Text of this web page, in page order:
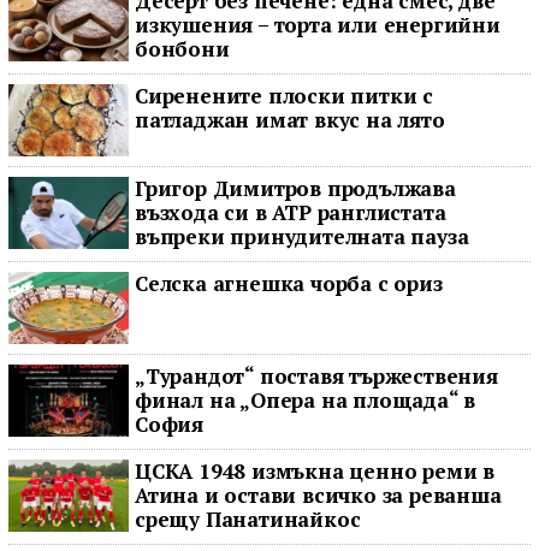
изкушения – торта или енергийни
бонбони
Сиренените плоски питки с
патладжан имат вкус на лято
Григор Димитров продължава
възхода си в ATP ранглистата
въпреки принудителната пауза
Селска агнешка чорба с ориз
„Турандот“ поставя тържествения
финал на „Опера на площада“ в
София
ЦСКА 1948 измъкна ценно реми в
Атина и остави всичко за реванша
срещу Панатинайкос